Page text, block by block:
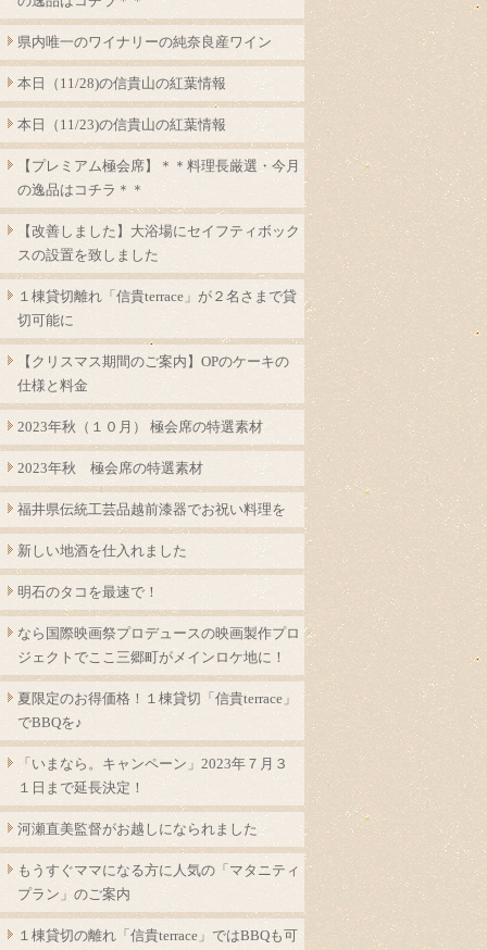
県内唯一のワイナリーの純奈良産ワイン
本日（11/28)の信貴山の紅葉情報
本日（11/23)の信貴山の紅葉情報
【プレミアム極会席】＊＊料理長厳選・今月
の逸品はコチラ＊＊
【改善しました】大浴場にセイフティボック
スの設置を致しました
１棟貸切離れ「信貴terrace」が２名さまで貸
切可能に
【クリスマス期間のご案内】OPのケーキの
仕様と料金
2023年秋（１０月） 極会席の特選素材
2023年秋 極会席の特選素材
福井県伝統工芸品越前漆器でお祝い料理を
新しい地酒を仕入れました
明石のタコを最速で！
なら国際映画祭プロデュースの映画製作プロ
ジェクトでここ三郷町がメインロケ地に！
夏限定のお得価格！１棟貸切「信貴terrace」
でBBQを♪
「いまなら。キャンペーン」2023年７月３
１日まで延長決定！
河瀬直美監督がお越しになられました
もうすぐママになる方に人気の「マタニティ
プラン」のご案内
１棟貸切の離れ「信貴terrace」ではBBQも可